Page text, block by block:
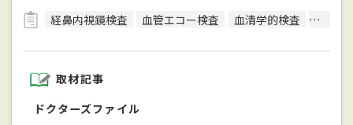
経鼻内視鏡検査
血管エコー検査 血清学的検査 細菌検
取材記事
ドクターズファイル